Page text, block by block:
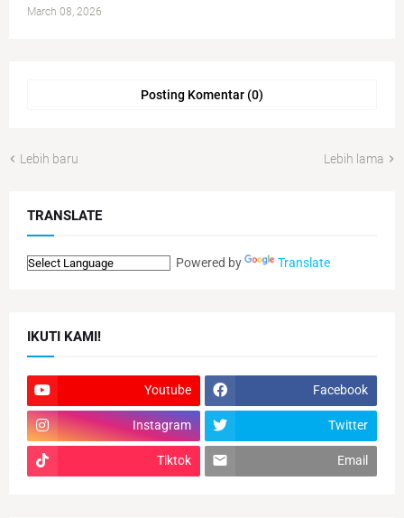
March 08, 2026
Posting Komentar (0)
Lebih baru Lebih lama
TRANSLATE
Powered by Translate
IKUTI KAMI!
Youtube Facebook
Instagram Twitter
Tiktok Email